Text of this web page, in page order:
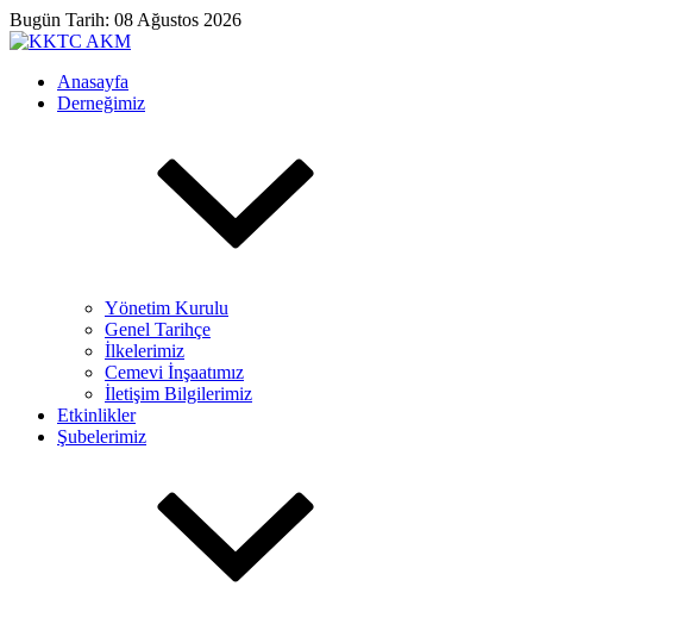
Bugün Tarih: 08 Ağustos 2026
Anasayfa
Derneğimiz
Yönetim Kurulu
Genel Tarihçe
İlkelerimiz
Cemevi İnşaatımız
İletişim Bilgilerimiz
Etkinlikler
Şubelerimiz